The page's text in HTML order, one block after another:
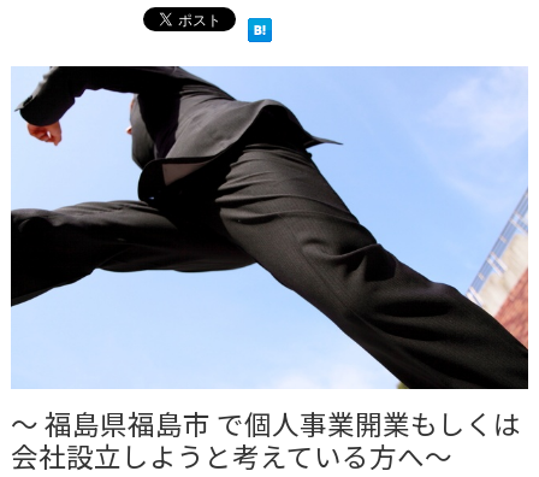
～福島県福島市 で個人事業開業もしくは
会社設立しようと考えている方へ～